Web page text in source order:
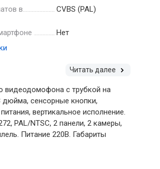
в
CVBS (PAL)
Нет
Читать далее
видеодомофона с трубкой на
дюйма, сенсорные кнопки,
вертикальное исполнение.
PAL/NTSC, 2 панели, 2 камеры,
Питание 220В. Габариты